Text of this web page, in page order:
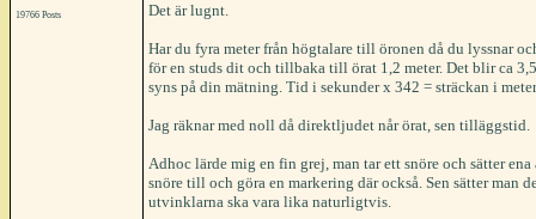
19766 Posts Det är lugnt.
Har du fyra meter från högtalare till öronen då du lyssnar
för en studs dit och tillbaka till örat 1,2 meter. Det blir ca
syns på din mätning. Tid i sekunder x 342 = sträckan i
Jag räknar med noll då direktljudet når örat, sen tilläggstid.
Adhoc lärde mig en fin grej, man tar ett snöre och sätter
snöre till och göra en markering där också. Sen sätter man
utvinklarna ska vara lika naturligtvis.